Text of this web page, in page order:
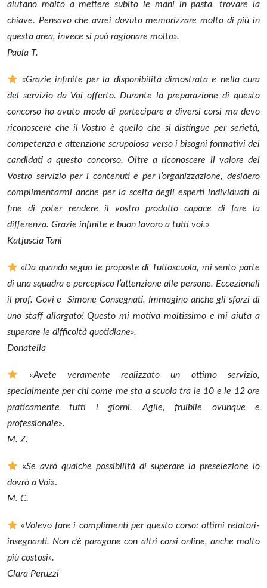
aiutano molto a mettere subito le mani in pasta, trovare la
chiave. Pensavo che avrei dovuto memorizzare molto di più in
questa area, invece si può ragionare molto».
Paola T.
«Grazie infinite per la disponibilità dimostrata e nella cura
del servizio da Voi offerto. Durante la preparazione di questo
concorso ho avuto modo di partecipare a diversi corsi ma devo
riconoscere che il Vostro è quello che si distingue per serietà,
competenza e attenzione scrupolosa verso i bisogni formativi dei
candidati a questo concorso. Oltre a riconoscere il valore del
Vostro servizio per i contenuti e per l’organizzazione, desidero
complimentarmi anche per la scelta degli esperti individuati al
fine di poter rendere il vostro prodotto capace di fare la
differenza. Grazie infinite e buon lavoro a tutti voi.»
Katjuscia Tani
«Da quando seguo le proposte di Tuttoscuola, mi sento parte
di una squadra e percepisco l’attenzione alle persone. Eccezionali
il prof. Govi e Simone Consegnati. Immagino anche gli sforzi di
uno staff allargato! Questo mi motiva moltissimo e mi aiuta a
superare le difficoltà quotidiane».
Donatella
«Avete veramente realizzato un ottimo servizio,
specialmente per chi come me sta a scuola tra le 10 e le 12 ore
praticamente tutti i giorni. Agile, fruibile ovunque e
professionale».
M. Z.
«Se avrò qualche possibilità di superare la preselezione lo
dovrò a Voi».
M. C.
«Volevo fare i complimenti per questo corso: ottimi relatori-
insegnanti. Non c’è paragone con altri corsi online, anche molto
più costosi».
Clara Peruzzi